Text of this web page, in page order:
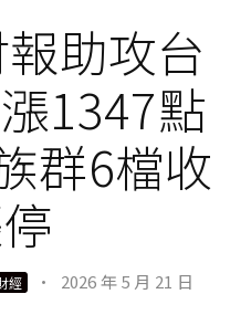
助攻台
1347點
群6檔收
經 · 2026 年 5 月 21 日